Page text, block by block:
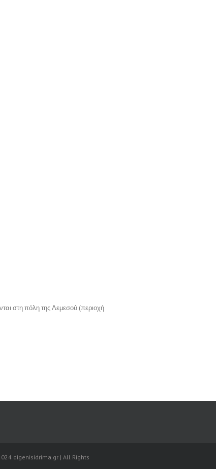
στη πόλη της Λεμεσού (περιοχή
digenisidrima.gr | All Rights